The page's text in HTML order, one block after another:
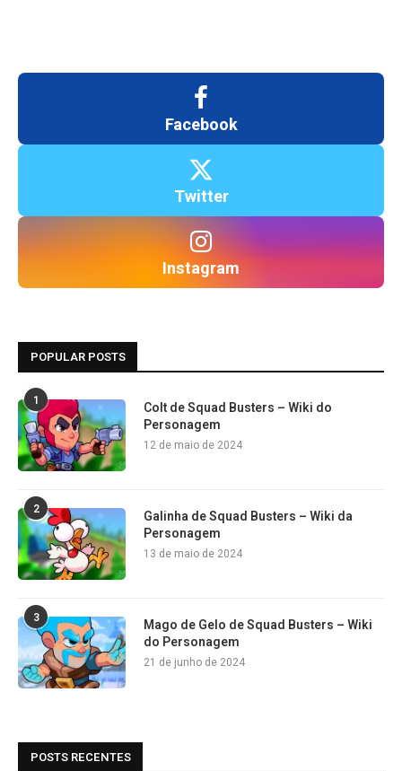
Facebook
Twitter
Instagram
POPULAR POSTS
1
Colt de Squad Busters – Wiki do
Personagem
12 de maio de 2024
2
Galinha de Squad Busters – Wiki da
Personagem
13 de maio de 2024
3
Mago de Gelo de Squad Busters – Wiki
do Personagem
21 de junho de 2024
POSTS RECENTES